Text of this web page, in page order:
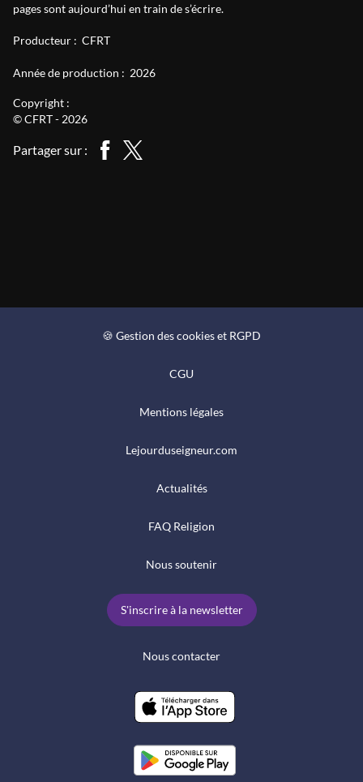
pages sont aujourd’hui en train de s’écrire.
Producteur : CFRT
Année de production : 2026
Copyright :
© CFRT - 2026
Partager sur :
🍪 Gestion des cookies et RGPD
CGU
Mentions légales
Lejourduseigneur.com
Actualités
FAQ Religion
Nous soutenir
S'inscrire à la newsletter
Nous contacter